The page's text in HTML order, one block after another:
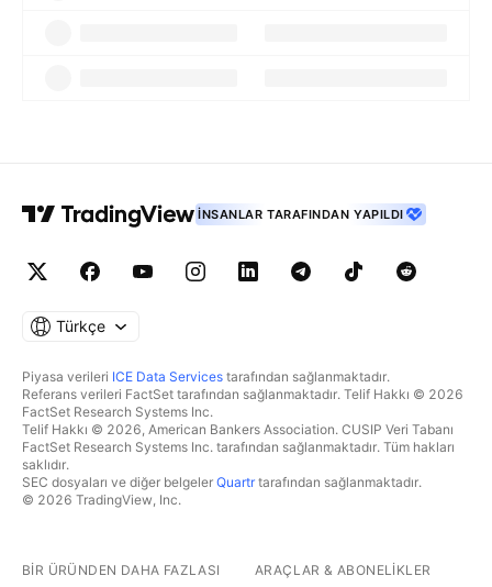
İNSANLAR TARAFINDAN YAPILDI
Türkçe
Piyasa verileri ICE Data Services tarafından sağlanmaktadır.
Referans verileri FactSet tarafından sağlanmaktadır. Telif Hakkı © 2026
FactSet Research Systems Inc.
Telif Hakkı © 2026, American Bankers Association. CUSIP Veri Tabanı
FactSet Research Systems Inc. tarafından sağlanmaktadır. Tüm hakları
saklıdır.
SEC dosyaları ve diğer belgeler Quartrtarafından sağlanmaktadır.
© 2026 TradingView, Inc.
BIR ÜRÜNDEN DAHA FAZLASI ARAÇLAR & ABONELIKLER